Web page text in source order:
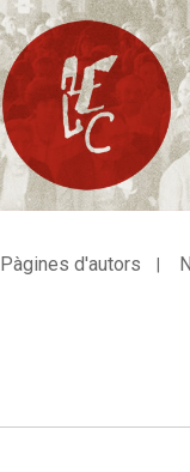
Pàgines d'autors